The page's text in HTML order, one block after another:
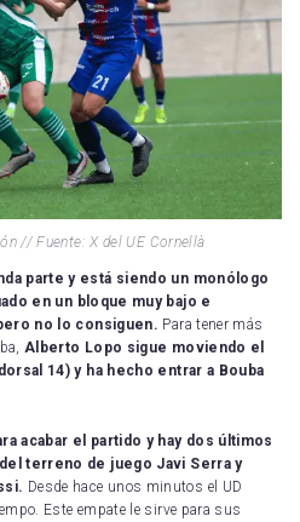
// Fuente: X del UE Cornellà
parte y está siendo un monólogo
en un bloque muy bajo e
no lo consiguen. Para tener más
Alberto Lopo sigue moviendo el
14) y ha hecho entrar a Bouba
acabar el partido y hay dos últimos
terreno de juego Javi Serra y
Desde hace unos minutos el UD
Este empate le sirve para sus